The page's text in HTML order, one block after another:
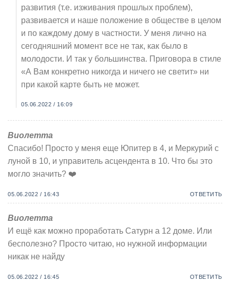
развития (т.е. изживания прошлых проблем),
развивается и наше положение в обществе в целом
и по каждому дому в частности. У меня лично на
сегодняшний момент все не так, как было в
молодости. И так у большинства. Приговора в стиле
«А Вам конкретно никогда и ничего не светит» ни
при какой карте быть не может.
05.06.2022 / 16:09
Виолетта
Спасибо! Просто у меня еще Юпитер в 4, и Меркурий с
луной в 10, и управитель асцендента в 10. Что бы это
могло значить? ❤️
05.06.2022 / 16:43 ОТВЕТИТЬ
Виолетта
И ещё как можно проработать Сатурн а 12 доме. Или
бесполезно? Просто читаю, но нужной информации
никак не найду
05.06.2022 / 16:45 ОТВЕТИТЬ